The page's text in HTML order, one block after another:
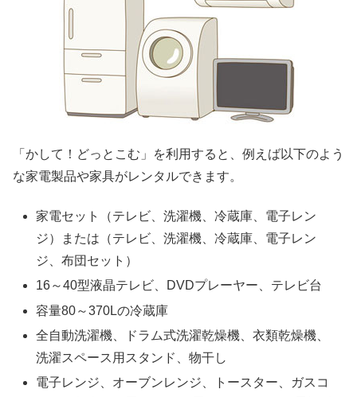
「かして！どっとこむ」を利用すると、例えば以下のよう
な家電製品や家具がレンタルできます。
家電セット（テレビ、洗濯機、冷蔵庫、電子レン
ジ）または（テレビ、洗濯機、冷蔵庫、電子レン
ジ、布団セット）
16～40型液晶テレビ、DVDプレーヤー、テレビ台
容量80～370Lの冷蔵庫
全自動洗濯機、ドラム式洗濯乾燥機、衣類乾燥機、
洗濯スペース用スタンド、物干し
電子レンジ、オーブンレンジ、トースター、ガスコ